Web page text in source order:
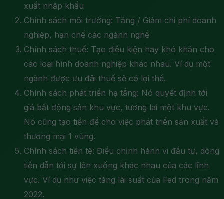
xuất nhập khẩu
Chính sách môi trường: Tăng / Giảm chi phí doanh
nghiệp, hạn chế các ngành nghề
Chính sách thuế: Tạo điều kiện hay khó khăn cho
các loại hình doanh nghiệp khác nhau. Ví dụ một
ngành được ưu đãi thuế sẽ có lợi thế.
Chính sách phát triển hạ tầng: Nó quyết định tới
giá bất động sản khu vực, tương lai một khu vực.
Nó cũng tạo tiền để cho việc phát triển sản xuất và
thương mại 1 vùng.
Chính sách tiền tệ: Điều chỉnh hành vi đầu tư, dòng
tiền dẫn tới sự lên xuống khác nhau của các lĩnh
vực. Ví dụ như việc tăng lãi suất của Fed trong năm
2022.